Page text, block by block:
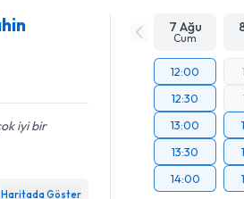
iyi bir
Haritada Göster
7 Ağu
Cum
12:00
12:30
13:00
13:30
14:00